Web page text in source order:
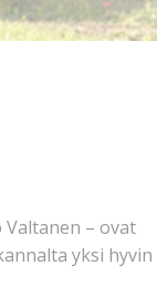
Valtanen – ovat
yksi hyvin